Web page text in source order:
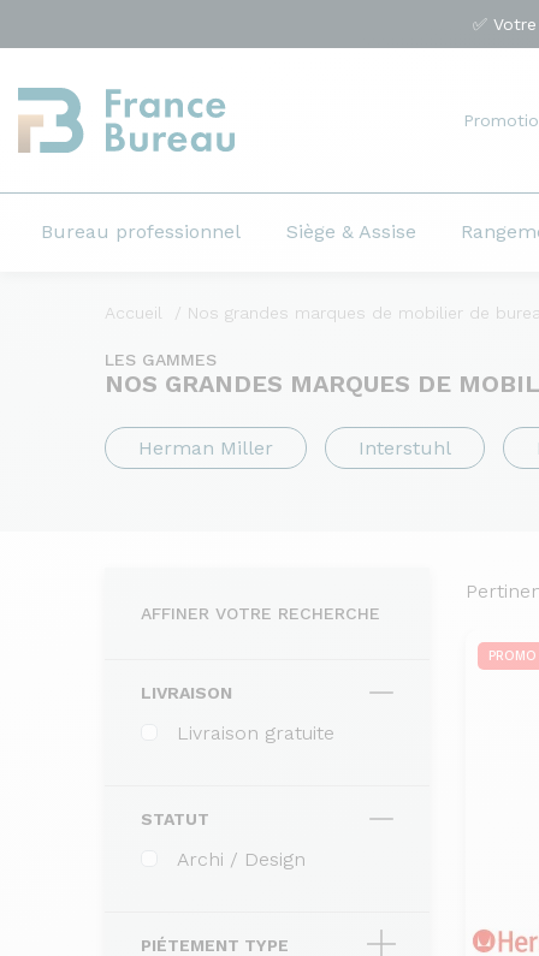
✅
Bureau professionnel Siège & Assise
Accueil Nos grandes marques de mobilier de
LES GAMMES
NOS GRANDES MARQUES DE
Herman Miller Interstuhl
AFFINER VOTRE RECHERCHE
LIVRAISON
Livraison gratuite
STATUT
Archi / Design
PIÉTEMENT TYPE
PROMO